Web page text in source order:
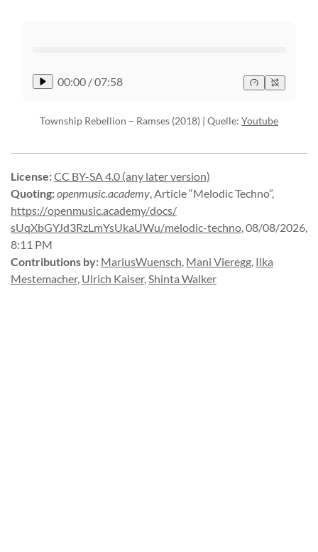
00:00 /07:58
Township Rebellion – Ramses (2018) | Quelle: Youtube
License:CC BY-SA 4.0 (any later version)
Quoting:openmusic.academy,Article “Melodic Techno”,
https://openmusic.academy/docs/
sUqXbGYJd3RzLmYsUkaUWu/melodic-techno,08/08/2026,
8:11 PM
Contributions by: MariusWuensch, Mani Vieregg, Ilka
Mestemacher, Ulrich Kaiser,Shinta Walker